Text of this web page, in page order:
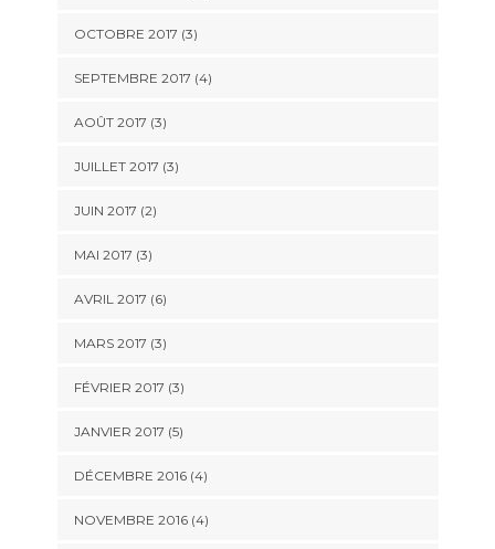
OCTOBRE 2017 (3)
SEPTEMBRE 2017 (4)
AOÛT 2017 (3)
JUILLET 2017 (3)
JUIN 2017 (2)
MAI 2017 (3)
AVRIL 2017 (6)
MARS 2017 (3)
FÉVRIER 2017 (3)
JANVIER 2017 (5)
DÉCEMBRE 2016(4)
NOVEMBRE 2016(4)